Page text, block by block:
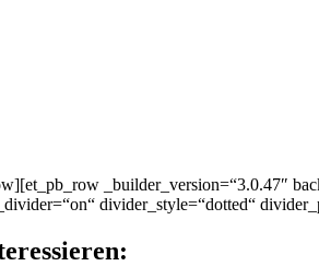
_builder_version=“3.0.47″
divider_style=“dotted“